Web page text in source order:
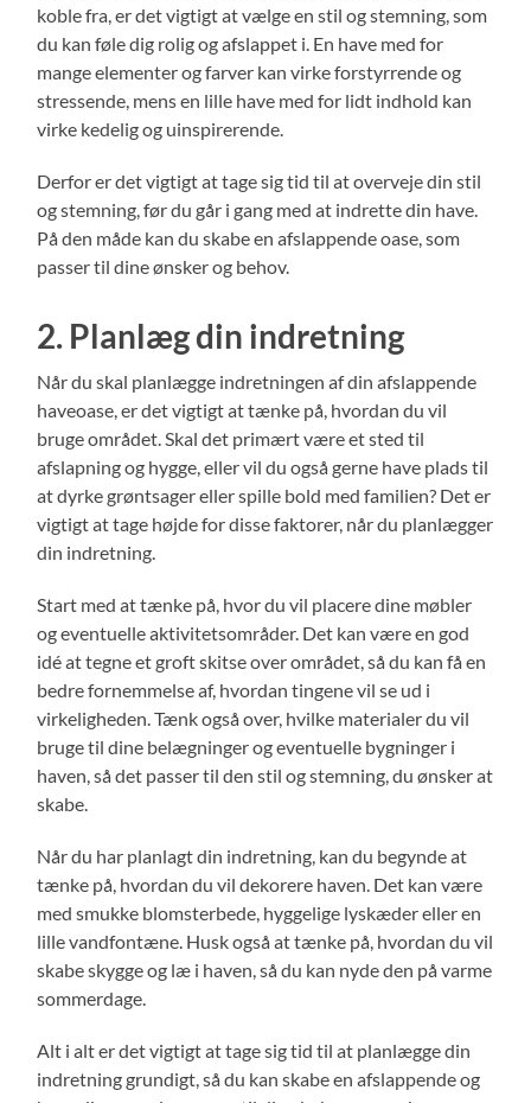
koble fra, er det vigtigt at vælge en stil og stemning, som
du kan føle dig rolig og afslappet i. En have med for
mange elementer og farver kan virke forstyrrende og
stressende, mens en lille have med for lidt indhold kan
virke kedelig og uinspirerende.
Derfor er det vigtigt at tage sig tid til at overveje din stil
og stemning, før du går i gang med at indrette din have.
På den måde kan du skabe en afslappende oase, som
passer til dine ønsker og behov.
2. Planlæg din indretning
Når du skal planlægge indretningen af din afslappende
haveoase, er det vigtigt at tænke på, hvordan du vil
bruge området. Skal det primært være et sted til
afslapning og hygge, eller vil du også gerne have plads til
at dyrke grøntsager eller spille bold med familien? Det er
vigtigt at tage højde for disse faktorer, når du planlægger
din indretning.
Start med at tænke på, hvor du vil placere dine møbler
og eventuelle aktivitetsområder. Det kan være en god
idé at tegne et groft skitse over området, så du kan få en
bedre fornemmelse af, hvordan tingene vil se ud i
virkeligheden. Tænk også over, hvilke materialer du vil
bruge til dine belægninger og eventuelle bygninger i
haven, så det passer til den stil og stemning, du ønsker at
skabe.
Når du har planlagt din indretning, kan du begynde at
tænke på, hvordan du vil dekorere haven. Det kan være
med smukke blomsterbede, hyggelige lyskæder eller en
lille vandfontæne. Husk også at tænke på, hvordan du vil
skabe skygge og læ i haven, så du kan nyde den på varme
sommerdage.
Alt i alt er det vigtigt at tage sig tid til at planlægge din
indretning grundigt, så du kan skabe en afslappende og